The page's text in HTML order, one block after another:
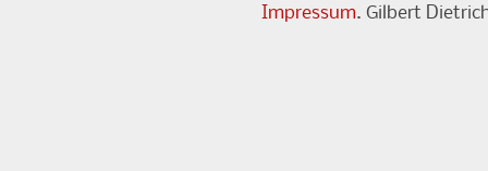
Impressum. Gilbert